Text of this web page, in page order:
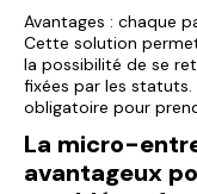
Avantages : chaque
Cette solution
la possibilité de se
fixées par les statuts.
obligatoire pour
La micro-
avantageux